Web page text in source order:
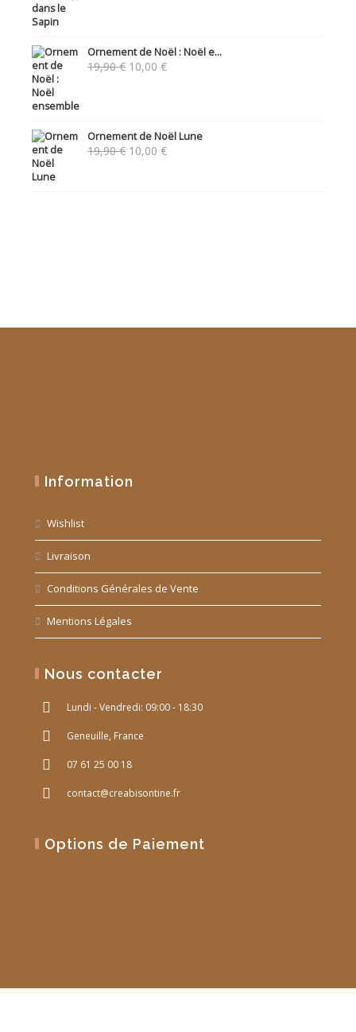
Ornement de Noël : Noël e...
19,90€ Le
10,00 €Le
Ornement de Noël Lune
19,90€ Le
10,00 €Le
Information
Wishlist
Livraison
Conditions Générales de Vente
Mentions Légales
Nous contacter
Lundi - Vendredi: 09:00 - 18:30
Geneuille, France
07 61 25 00 18
contact@creabisontine.fr
Options de Paiement